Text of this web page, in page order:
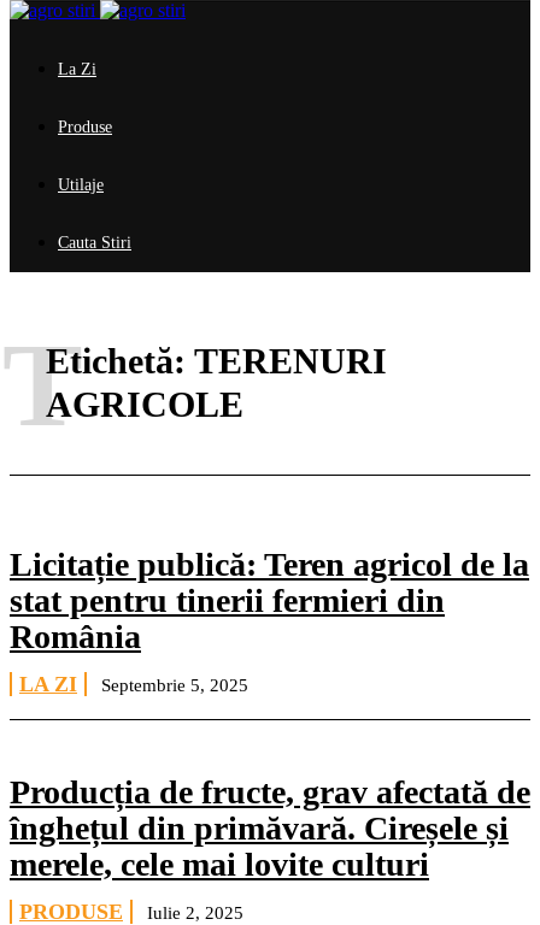
La Zi
Produse
Utilaje
Cauta Stiri
Etichetă: TERENURI
AGRICOLE
T
Licitație publică: Teren agricol de la
stat pentru tinerii fermieri din
România
LA ZI Septembrie 5, 2025
Producția de fructe, grav afectată de
înghețul din primăvară. Cireșele și
merele, cele mai lovite culturi
PRODUSE Iulie 2, 2025